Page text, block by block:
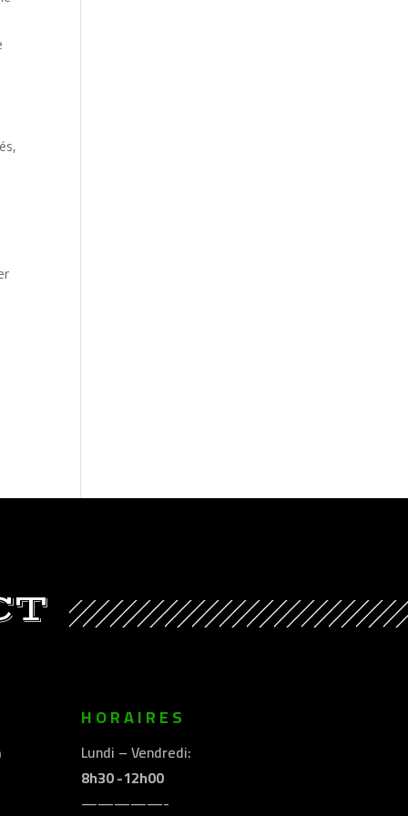
HORAIRES
Lundi – Vendredi:
8h30 -12h00
—————-